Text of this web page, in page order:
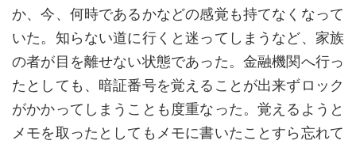
か、今、何時であるかなどの感覚も持てなくなって
いた。知らない道に行くと迷ってしまうなど、家族
の者が目を離せない状態であった。金融機関へ行っ
たとしても、暗証番号を覚えることが出来ずロック
がかかってしまうことも度重なった。覚えるようと
メモを取ったとしてもメモに書いたことすら忘れて